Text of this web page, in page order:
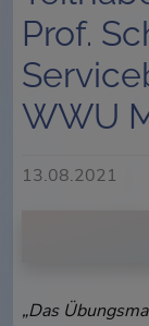
Prof.
WWU
13.08.2021
„Das